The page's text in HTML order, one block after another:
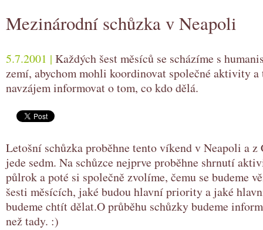
Mezinárodní schůzka v Neapoli
5.7.2001 | Každých šest měsíců se scházíme s
zemí, abychom mohli koordinovat společné aktivity a
navzájem informovat o tom, co kdo dělá.
Letošní schůzka proběhne tento víkend v Neapoli a z
jede sedm. Na schůzce nejprve proběhne shrnutí
půlrok a poté si společně zvolíme, čemu se budeme
šesti měsících, jaké budou hlavní priority a jaké
budeme chtít dělat.O průběhu schůzky budeme
než tady. :)